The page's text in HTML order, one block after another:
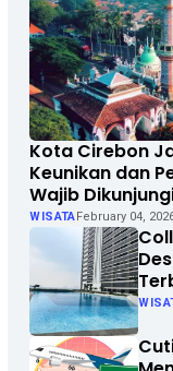
Kota Cirebon
Keunikan dan
Wajib
WISATA February 04,